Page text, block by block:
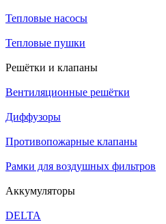
Тепловые насосы
Тепловые пушки
Решётки и клапаны
Вентиляционные решётки
Диффузоры
Противопожарные клапаны
Рамки для воздушных фильтров
Аккумуляторы
DELTA